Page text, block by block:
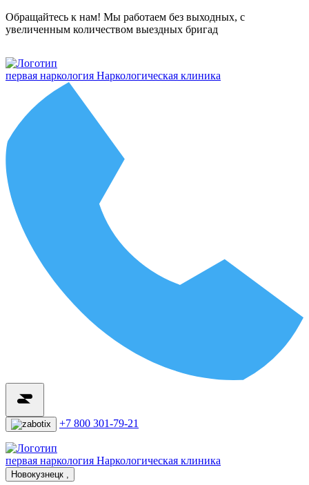
Обращайтесь к нам! Мы работаем без выходных, с
увеличенным количеством выездных бригад
первая наркология Наркологическая клиника
+7 800 301-79-21
первая наркология Наркологическая клиника
Новокузнецк ,